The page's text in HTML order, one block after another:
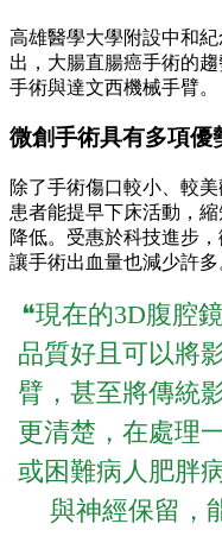
高雄醫學大學附設中和
出，大腸直腸癌手術的
手術與達文西機械手臂。
微創手術具有多項優
除了手術傷口較小、較
患者能提早下床活動，
降低。受惠於科技進步
讓手術出血量也減少許多
❝現在的3D腹腔
品質好且可以將
臂，甚至將傳統
更清楚，在處理
或困難病人肥胖
與神經保留，